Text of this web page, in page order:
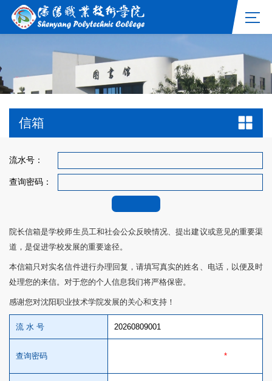
信箱
流水号：
查询密码：
院长信箱是学校师生员工和社会公众反映情况、提出建议或意见的重要渠
道，是促进学校发展的重要途径。
本信箱只对实名信件进行办理回复，请填写真实的姓名、电话，以便及时
处理您的来信。对于您的个人信息我们将严格保密。
感谢您对沈阳职业技术学院发展的关心和支持！
流 水 号 20260809001
查询密码 *